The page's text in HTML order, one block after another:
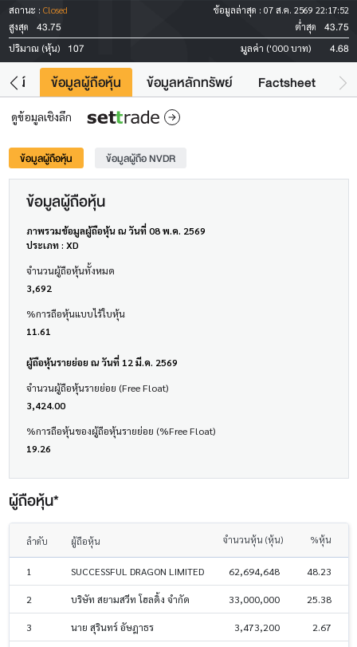
สถานะ : Closed ข้อมูลล่าสุด : 07 ส.ค. 2569 22:17:52
สูงสุด
43.75 ต่ำสุด 43.75
ปริมาณ (หุ้น) 107 มูลค่า ('000 บาท) 4.68
ยชน์ ข้อมูลผู้ถือหุ้น ข้อมูลหลักทรัพย์ Factsheet
ดูข้อมูลเชิงลึก
ข้อมูลผู้ถือหุ้น ข้อมูลผู้ถือ NVDR
ข้อมูลผู้ถือหุ้น
ภาพรวมข้อมูลผู้ถือหุ้น ณ วันที่ 08 พ.ค. 2569
ประเภท : XD
จำนวนผู้ถือหุ้นทั้งหมด
3,692
%การถือหุ้นแบบไร้ใบหุ้น
11.61
ผู้ถือหุ้นรายย่อย ณ วันที่ 12 มี.ค. 2569
จำนวนผู้ถือหุ้นรายย่อย (Free Float)
3,424.00
%การถือหุ้นของผู้ถือหุ้นรายย่อย (%Free Float)
19.26
ผู้ถือหุ้น*
ลำดับ ผู้ถือหุ้น จำนวนหุ้น (หุ้น) %หุ้น
1 SUCCESSFUL DRAGON LIMITED 62,694,648 48.23
2 บริษัท สยามสวีท โฮลดิ้ง จำกัด 33,000,000 25.38
3 นาย สุรินทร์ อัษฎาธร 3,473,200 2.67